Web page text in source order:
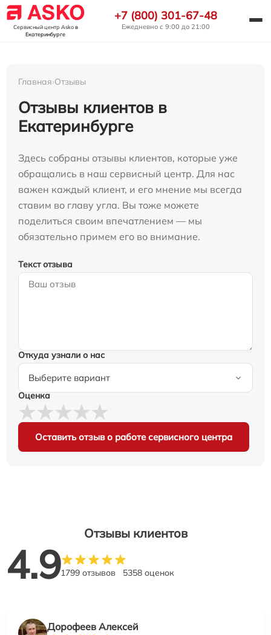
Сервисный центр Askoв
Екатеринбурге
+7 (800) 301-67-48
Ежедневно с 9:00 до 21:00
Главная›Отзывы
Отзывы клиентов в
Екатеринбурге
Здесь собраны отзывы клиентов, которые уже
обращались в наш сервисный центр. Для нас
важен каждый клиент, и его мнение мы всегда
ставим во главу угла. Вы тоже можете
поделиться своим впечатлением — мы
обязательно примем его во внимание.
Текст отзыва
Откуда узнали о нас
Оценка
Оставить отзыв о работе сервисного центра
Отзывы клиентов
4.91799 отзывов 5358 оценок
Дорофеев Алексей